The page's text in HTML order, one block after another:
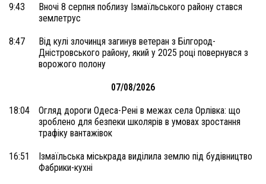
9:43
Вночі 8 серпня поблизу Ізмаїльського району стався
землетрус
8:47
Від кулі злочинця загинув ветеран з Білгород-
Дністровського району, який у 2025 році повернувся з
ворожого полону
07/08/2026
18:04
Огляд дороги Одеса-Рені в межах села Орлівка: що
зроблено для безпеки школярів в умовах зростання
трафіку вантажівок
16:51
Ізмаїльська міськрада виділила землю під будівництво
Фабрики-кухні